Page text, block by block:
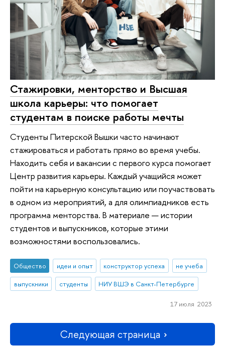
Стажировки, менторство и Высшая
школа карьеры: что помогает
студентам в поиске работы мечты
Студенты Питерской Вышки часто начинают
стажироваться и работать прямо во время учебы.
Находить себя и вакансии с первого курса помогает
Центр развития карьеры. Каждый учащийся может
пойти на карьерную консультацию или поучаствовать
в одном из мероприятий, а для олимпиадников есть
программа менторства. В материале — истории
студентов и выпускников, которые этими
возможностями воспользовались.
Общество идеи и опыт конструктор успеха
не учеба
выпускники
студенты НИУ ВШЭ в Санкт-Петербурге
17 июля 2023
Следующая страница